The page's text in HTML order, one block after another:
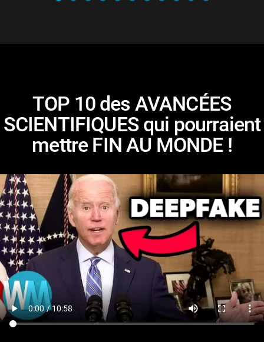
TOP 10 des AVANCÉES
SCIENTIFIQUES qui pourraient
mettre FIN AU MONDE !